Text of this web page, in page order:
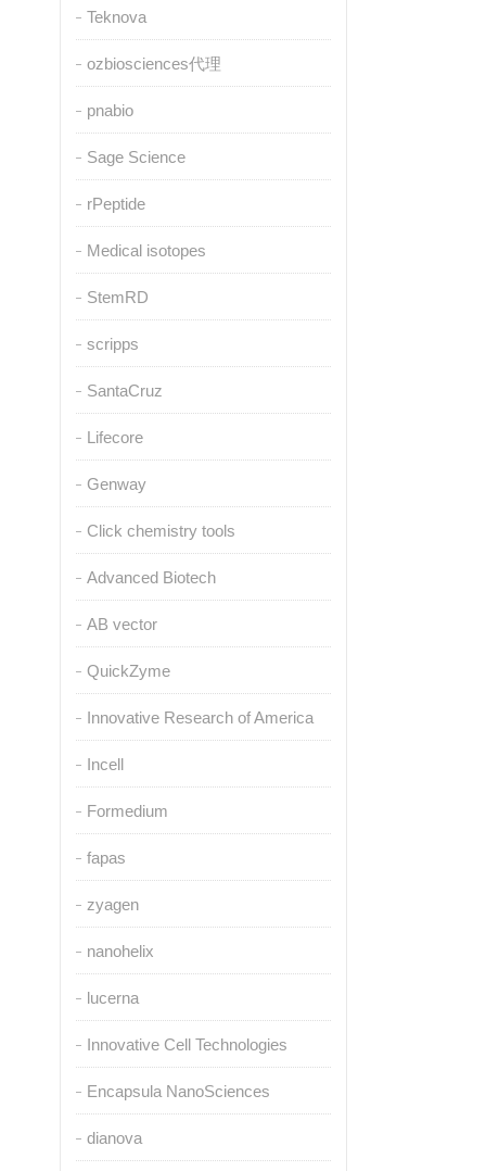
Teknova
ozbiosciences代理
pnabio
Sage Science
rPeptide
Medical isotopes
StemRD
scripps
SantaCruz
Lifecore
Genway
Click chemistry tools
Advanced Biotech
AB vector
QuickZyme
Innovative Research of America
Incell
Formedium
fapas
zyagen
nanohelix
lucerna
Innovative Cell Technologies
Encapsula NanoSciences
dianova